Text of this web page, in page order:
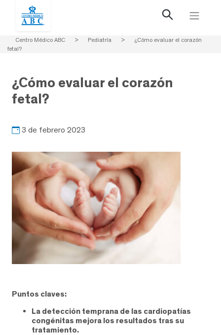
Centro Médico ABC > Pediatría >
¿Cómo evaluar el corazón
fetal?
¿Cómo evaluar el corazón
fetal?
3 de febrero 2023
Puntos claves:
La detección temprana de las cardiopatías
congénitas mejora los resultados tras su
tratamiento.